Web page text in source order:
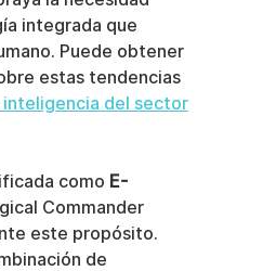
integrada que
Puede obtener
estas tendencias
del sector
como E-
Commander
este propósito.
de